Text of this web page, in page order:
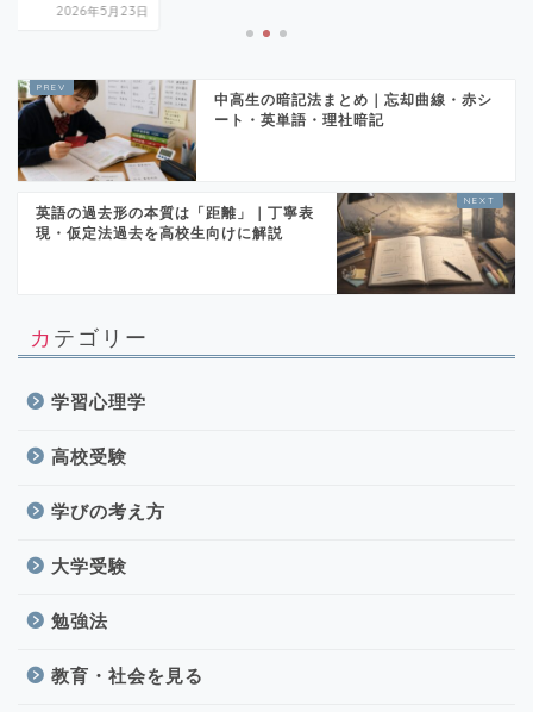
2026年5月23日
中高生の暗記法まとめ｜忘却曲線・赤シ
ート・英単語・理社暗記
英語の過去形の本質は「距離」｜丁寧表
現・仮定法過去を高校生向けに解説
カテゴリー
学習心理学
高校受験
学びの考え方
大学受験
勉強法
教育・社会を見る